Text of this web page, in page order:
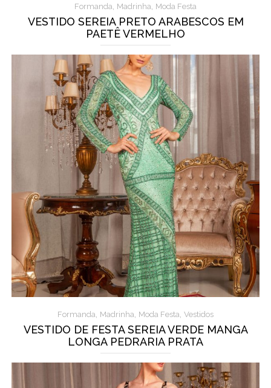
Formanda, Madrinha, Moda Festa
VESTIDO SEREIA PRETO ARABESCOS EM
PAETÊ VERMELHO
Formanda, Madrinha, Moda Festa, Vestidos
VESTIDO DE FESTA SEREIA VERDE MANGA
LONGA PEDRARIA PRATA